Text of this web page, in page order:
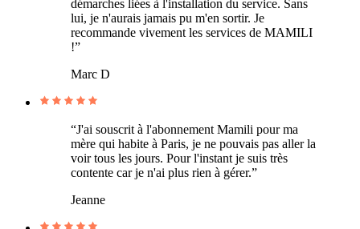
démarches liées à l'installation du service. Sans
lui, je n'aurais jamais pu m'en sortir. Je
recommande vivement les services de MAMILI
!”
Marc D
“J'ai souscrit à l'abonnement Mamili pour ma
mère qui habite à Paris, je ne pouvais pas aller la
voir tous les jours. Pour l'instant je suis très
contente car je n'ai plus rien à gérer.”
Jeanne